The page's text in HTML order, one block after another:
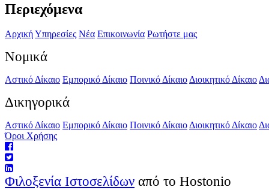
Περιεχόμενα
ΑρχικήΥπηρεσίες Νέα Επικοινωνία Ρωτήστε μας
Νομικά
Αστικό Δίκαιο Εμπορικό Δίκαιο Ποινικό Δίκαιο Διοικητικό Δίκαιο
Δικηγορικά
Αστικό Δίκαιο Εμπορικό Δίκαιο Ποινικό Δίκαιο Διοικητικό Δίκαιο
Όροι Χρήσης
Φιλοξενία Ιστοσελίδων από το Hostonio